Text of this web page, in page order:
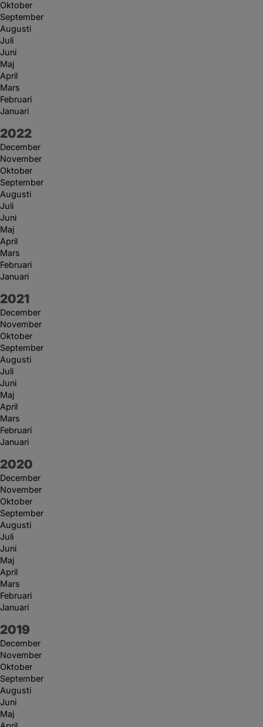
Oktober
September
Augusti
Juli
Juni
Maj
April
Mars
Februari
Januari
År:
2022
December
November
Oktober
September
Augusti
Juli
Juni
Maj
April
Mars
Februari
Januari
År:
2021
December
November
Oktober
September
Augusti
Juli
Juni
Maj
April
Mars
Februari
Januari
År:
2020
December
November
Oktober
September
Augusti
Juli
Juni
Maj
April
Mars
Februari
Januari
År:
2019
December
November
Oktober
September
Augusti
Juni
Maj